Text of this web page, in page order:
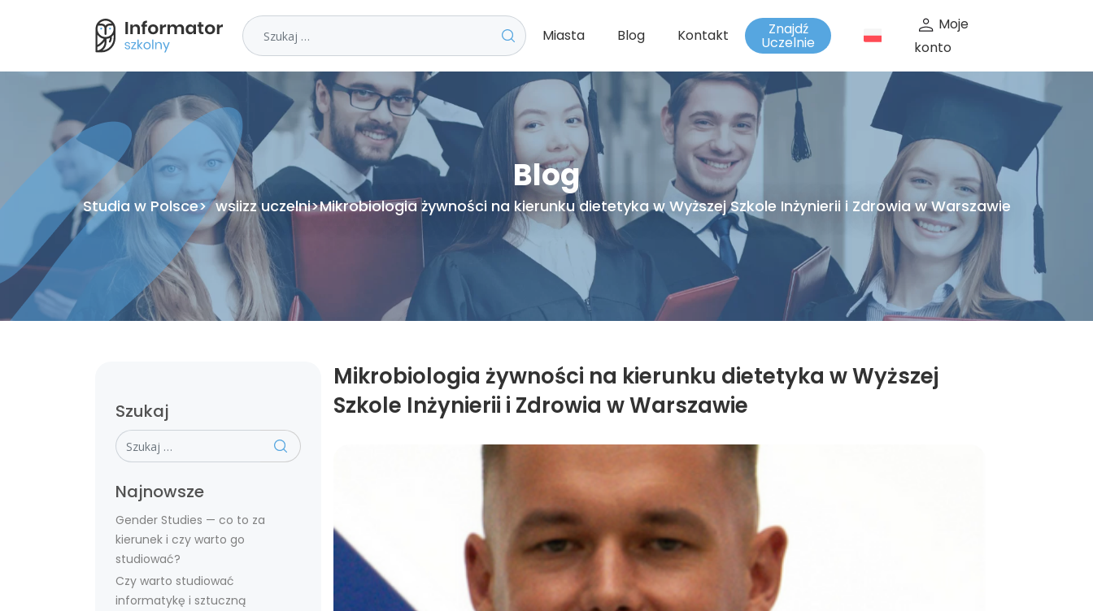
Szukaj
Miasta Blog Kontakt Znajdź
Uczelnie
Moje
konto
Blog
Studia w Polsce> wsiizz uczelni>Mikrobiologia żywności na kierunku dietetyka w Wyższej Szkole Inżynierii i Zdrowia w Warszawie
Szukaj
Szukaj
Najnowsze
Gender Studies — co to za
kierunek i czy warto go
studiować?
Czy warto studiować
informatykę i sztuczną
Mikrobiologia żywności na kierunku dietetyka w Wyższej
Szkole Inżynierii i Zdrowia w Warszawie